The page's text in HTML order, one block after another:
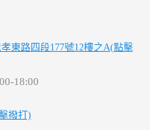
東路四段177號12樓之A(點擊
18:00
撥打)